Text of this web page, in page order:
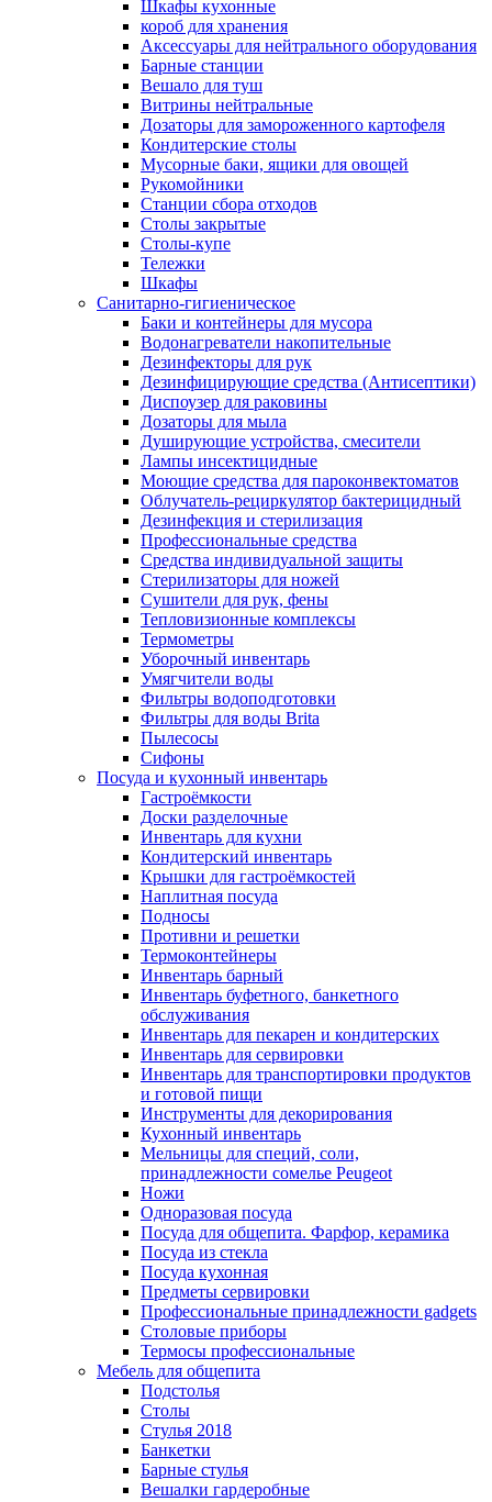
Шкафы кухонные
короб для хранения
Аксессуары для нейтрального оборудования
Барные станции
Вешало для туш
Витрины нейтральные
Дозаторы для замороженного картофеля
Кондитерские столы
Мусорные баки, ящики для овощей
Рукомойники
Станции сбора отходов
Столы закрытые
Столы-купе
Тележки
Шкафы
Санитарно-гигиеническое
Баки и контейнеры для мусора
Водонагреватели накопительные
Дезинфекторы для рук
Дезинфицирующие средства (Антисептики)
Диспоузер для раковины
Дозаторы для мыла
Душирующие устройства, смесители
Лампы инсектицидные
Моющие средства для пароконвектоматов
Облучатель-рециркулятор бактерицидный
Дезинфекция и стерилизация
Профессиональные средства
Средства индивидуальной защиты
Стерилизаторы для ножей
Сушители для рук, фены
Тепловизионные комплексы
Термометры
Уборочный инвентарь
Умягчители воды
Фильтры водоподготовки
Фильтры для воды Brita
Пылесосы
Сифоны
Посуда и кухонный инвентарь
Гастроёмкости
Доски разделочные
Инвентарь для кухни
Кондитерский инвентарь
Крышки для гастроёмкостей
Наплитная посуда
Подносы
Противни и решетки
Термоконтейнеры
Инвентарь барный
Инвентарь буфетного, банкетного
обслуживания
Инвентарь для пекарен и кондитерских
Инвентарь для сервировки
Инвентарь для транспортировки продуктов
и готовой пищи
Инструменты для декорирования
Кухонный инвентарь
Мельницы для специй, соли,
принадлежности сомелье Peugeot
Ножи
Одноразовая посуда
Посуда для общепита. Фарфор, керамика
Посуда из стекла
Посуда кухонная
Предметы сервировки
Профессиональные принадлежности gadgets
Столовые приборы
Термосы профессиональные
Мебель для общепита
Подстолья
Столы
Стулья 2018
Банкетки
Барные стулья
Вешалки гардеробные